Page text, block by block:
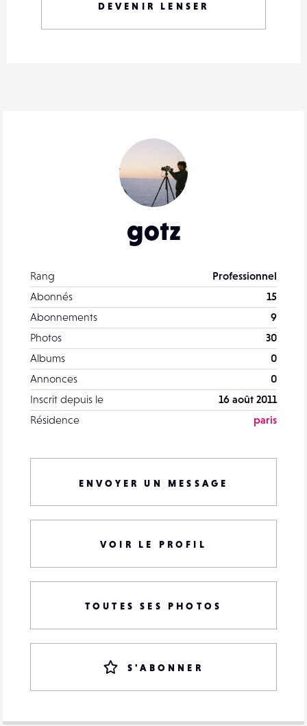
gotz
Rang
Professionnel
Abonnés
15
Abonnements
9
Photos
30
Albums
0
Annonces
0
Inscrit depuis le
16 août 2011
Résidence
paris
ENVOYER UN MESSAGE
VOIR LE PROFIL
TOUTES SES PHOTOS
S'ABONNER
DEVENIR LENSER